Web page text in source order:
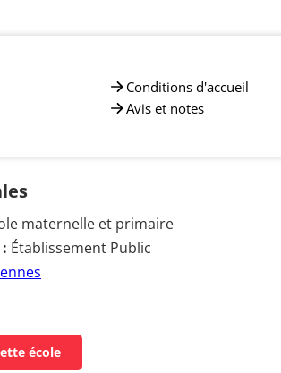
Conditions d'accueil
Avis et notes
maternelle et primaire
Établissement Public
école